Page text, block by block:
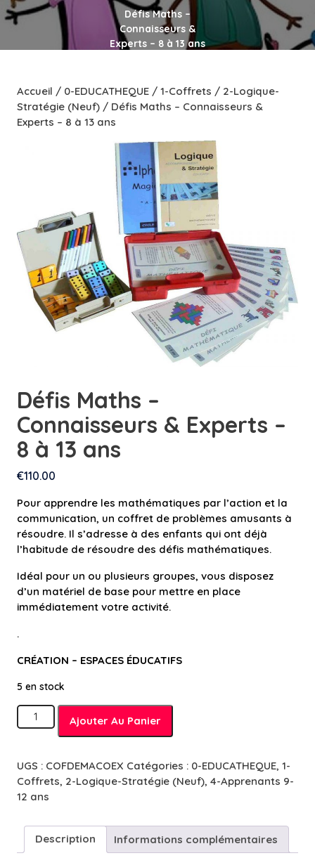
Défis Maths –
Connaisseurs &
Experts – 8 à 13 ans
Accueil / 0-EDUCATHEQUE / 1-Coffrets / 2-Logique-
Stratégie (Neuf) / Défis Maths – Connaisseurs &
Experts – 8 à 13 ans
Défis Maths –
Connaisseurs & Experts –
8 à 13 ans
€110.00
Pour apprendre les mathématiques par l’action et la
communication, un coffret de problèmes amusants à
résoudre. Il s’adresse à des enfants qui ont déjà
l’habitude de résoudre des défis mathématiques.
Idéal pour un ou plusieurs groupes, vous disposez
d’un matériel de base pour mettre en place
immédiatement votre activité.
.
CRÉATION – ESPACES ÉDUCATIFS
5 en stock
quantité
de
-
Connaisseurs
&
8
Ajouter Au Panier
UGS : COFDEMACOEX Catégories : 0-EDUCATHEQUE, 1-
Coffrets, 2-Logique-Stratégie (Neuf), 4-Apprenants 9-
12 ans
Description Informations complémentaires